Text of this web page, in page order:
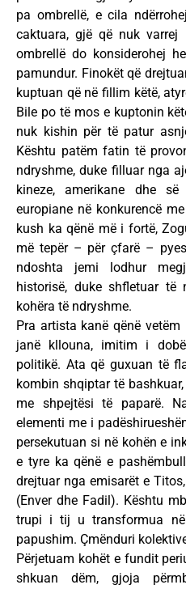
pa ombrellë, e cila
caktuara, gjë që nuk
ombrellë do konsiderohej
pamundur. Finokët që
kuptuan që në fillim këtë,
Bile po të mos e kuptonin
nuk kishin për të patur
Kështu patëm fatin të
ndryshme, duke filluar nga
kineze, amerikane dhe
europiane në konkurencë
kush ka qënë më i fortë,
më tepër – për çfarë –
ndoshta jemi lodhur
historisë, duke shfletuar
kohëra të ndryshme.
Pra artista kanë qënë
janë kllouna, imitim i
politikë. Ata që guxuan të
kombin shqiptar të
me shpejtësi të paparë.
elementi me i
persekutuan si në kohën e
e tyre ka qënë e
drejtuar nga emisarët e
(Enver dhe Fadil). Kështu
trupi i tij u transformua
papushim. Çmënduri
Përjetuam kohët e fundit
shkuan dëm, gjoja